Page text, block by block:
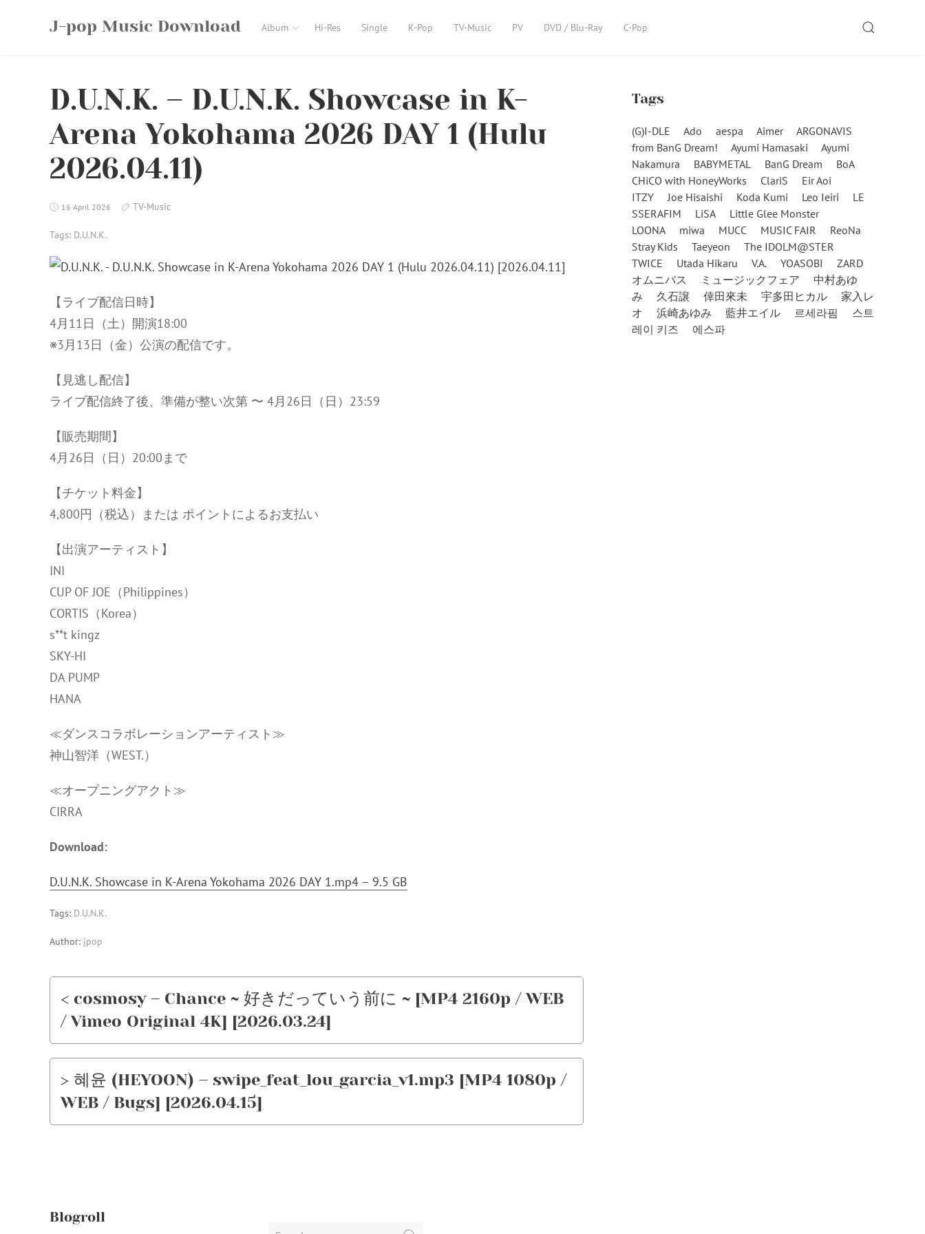
J-pop Music Download Album Hi-Res Single K-Pop TV-Music PV DVD / Blu-Ray C-Pop SEARCH
D.U.N.K. – D.U.N.K. Showcase in K-
Arena Yokohama 2026 DAY 1 (Hulu
2026.04.11)
16 April 2026 TV-Music
Tags: D.U.N.K.
【ライブ配信日時】
4月11日（土）開演18:00
※3月13日（金）公演の配信です。
【見逃し配信】
ライブ配信終了後、準備が整い次第 〜 4月26日（日）23:59
【販売期間】
4月26日（日）20:00まで
【チケット料金】
4,800円（税込）または ポイントによるお支払い
【出演アーティスト】
INI
CUP OF JOE（Philippines）
CORTIS（Korea）
s**t kingz
SKY-HI
DA PUMP
HANA
≪ダンスコラボレーションアーティスト≫
神山智洋（WEST.）
≪オープニングアクト≫
CIRRA
Download:
D.U.N.K. Showcase in K-Arena Yokohama 2026 DAY 1.mp4 – 9.5 GB
Tags: D.U.N.K.
Author: jpop
< cosmosy – Chance ~ 好きだっていう前に ~ [MP4 2160p / WEB
/ Vimeo Original 4K] [2026.03.24]
> 혜윤 (HEYOON) – swipe_feat_lou_garcia_v1.mp3 [MP4 1080p /
WEB / Bugs] [2026.04.15]
Tags
(G)I-DLE Ado aespa Aimer
ARGONAVIS
from BanG Dream!
Ayumi Hamasaki
Ayumi
Nakamura
BABYMETAL BanG Dream
BoA
CHiCO with HoneyWorks
ClariS
Eir Aoi
ITZY
Joe Hisaishi Koda Kumi Leo Ieiri
LE
SSERAFIM
LiSA
Little Glee Monster
LOONA
miwa MUCC MUSIC FAIR
ReoNa
Stray Kids
Taeyeon
The IDOLM@STER
TWICE
Utada Hikaru V.A. YOASOBI
ZARD
オムニバス
ミュージックフェア
中村あゆ
み
久石譲 倖田來未 宇多田ヒカル
家入レ
オ
浜崎あゆみ 藍井エイル 르세라핌
스트
레이 키즈
에스파
Blogroll
Search